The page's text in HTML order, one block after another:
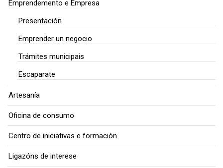
Emprendemento e Empresa
Presentación
Emprender un negocio
Trámites municipais
Escaparate
Artesanía
Oficina de consumo
Centro de iniciativas e formación
Ligazóns de interese